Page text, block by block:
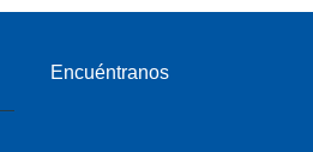
Encuéntranos